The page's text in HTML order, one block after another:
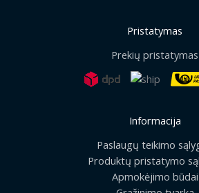
Pristatymas
Prekių pristatymas
Informacija
Paslaugų teikimo
Produktų pristatymo
Apmokėjimo būdai